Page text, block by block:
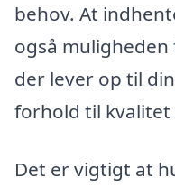
behov. At
også
der lever op til
forhold til kvalitet
Det er vigtigt at